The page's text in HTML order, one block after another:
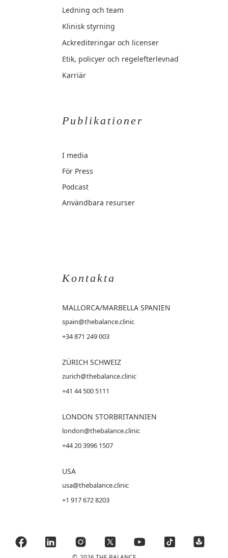
Ledning och team
Klinisk styrning
Ackrediteringar och licenser
Etik, policyer och regelefterlevnad
Karriär
Publikationer
I media
För Press
Podcast
Användbara resurser
Kontakta
MALLORCA/MARBELLA SPANIEN
spain@thebalance.clinic
+34 871 249 003
ZÜRICH SCHWEIZ
zurich@thebalance.clinic
+41 44 500 5111
LONDON STORBRITANNIEN
london@thebalance.clinic
+44 20 3996 1507
USA
usa@thebalance.clinic
+1 917 672 8203